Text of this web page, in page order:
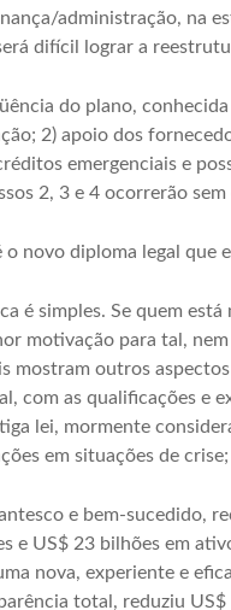
administração, na
difícil lograr a
do plano,
2) apoio dos
emergenciais e
2, 3 e 4 ocorrerão
o novo diploma legal que
é simples. Se quem
motivação para tal,
mostram outros
com as qualificações e
lei, mormente
em situações de
e bem-sucedido,
e US$ 23 bilhões em
nova, experiente e
total, reduziu